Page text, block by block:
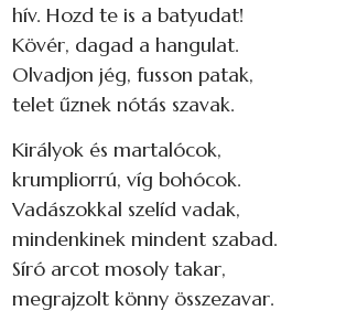
hív. Hozd te is a batyudat!
Kövér, dagad a hangulat.
Olvadjon jég, fusson patak,
telet űznek nótás szavak.
Királyok és martalócok,
krumpliorrú, víg bohócok.
Vadászokkal szelíd vadak,
mindenkinek mindent szabad.
Síró arcot mosoly takar,
megrajzolt könny összezavar.